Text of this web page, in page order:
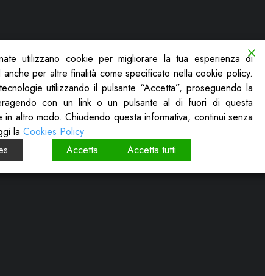
utilizzano cookie per migliorare la tua esperienza di
per altre finalità come specificato nella cookie policy.
utilizzando il pulsante “Accetta”, proseguendo la
con un link o un pulsante al di fuori di questa
altro modo. Chiudendo questa informativa, continui senza
la Cookies Policy
Accetta Accetta tutti